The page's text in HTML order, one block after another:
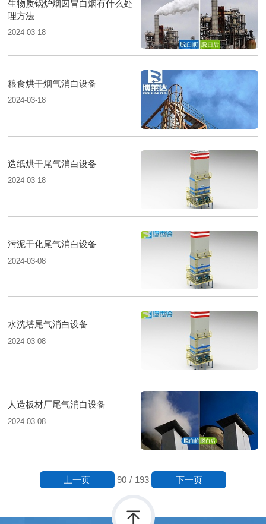
生物质锅炉烟囱冒白烟有什么处
理方法
2024-03-18
粮食烘干烟气消白设备
2024-03-18
造纸烘干尾气消白设备
2024-03-18
污泥干化尾气消白设备
2024-03-08
水洗塔尾气消白设备
2024-03-08
人造板材厂尾气消白设备
2024-03-08
90 / 193
上一页 下一页